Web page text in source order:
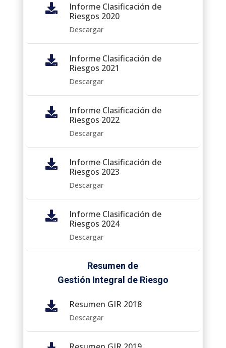

Informe Clasificación de
Riesgos 2020
Descargar

Informe Clasificación de
Riesgos 2021
Descargar

Informe Clasificación de
Riesgos 2022
Descargar

Informe Clasificación de
Riesgos 2023
Descargar

Informe Clasificación de
Riesgos 2024
Descargar
Resumen de
Gestión Integral de Riesgo
 Resumen GIR 2018
Descargar